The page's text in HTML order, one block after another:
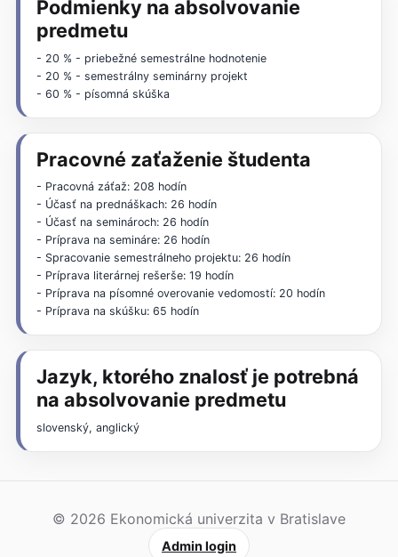
Podmienky na absolvovanie
predmetu
- 20 % - priebežné semestrálne hodnotenie
- 20 % - semestrálny seminárny projekt
- 60 % - písomná skúška
Pracovné zaťaženie študenta
- Pracovná záťaž: 208 hodín
- Účasť na prednáškach: 26 hodín
- Účasť na seminároch: 26 hodín
- Príprava na semináre: 26 hodín
- Spracovanie semestrálneho projektu: 26 hodín
- Príprava literárnej rešerše: 19 hodín
- Príprava na písomné overovanie vedomostí: 20 hodín
- Príprava na skúšku: 65 hodín
Jazyk, ktorého znalosť je potrebná
na absolvovanie predmetu
slovenský, anglický
© 2026 Ekonomická univerzita v Bratislave
Admin login